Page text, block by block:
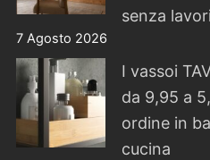
senza
7 Agosto 2026
I vassoi
da 9,95 a
ordine in
cucina